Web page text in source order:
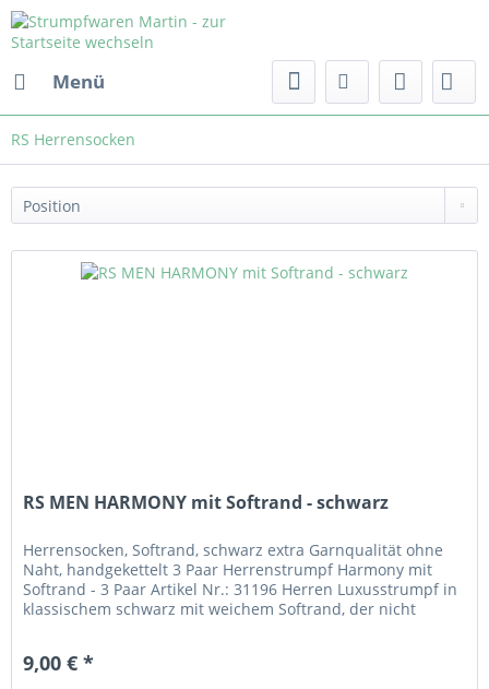
Menü
RS Herrensocken
RS MEN HARMONY mit Softrand - schwarz
Herrensocken, Softrand, schwarz extra Garnqualität ohne
Naht, handgekettelt 3 Paar Herrenstrumpf Harmony mit
Softrand - 3 Paar Artikel Nr.: 31196 Herren Luxusstrumpf in
klassischem schwarz mit weichem Softrand, der nicht
Elasthan.
9,00 € *